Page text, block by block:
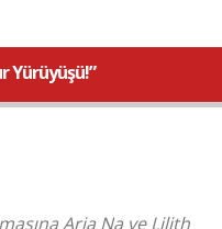
Yürüyüşü!”
Aria Na ve Lilith